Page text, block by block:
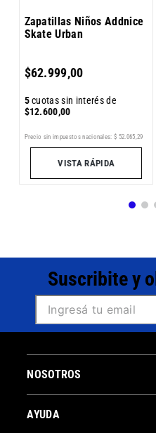
Zapatillas Niños Addnice
Skate Urban
$62.999,00
5cuotas sin interés de
$12.600,00
Precio sin impuestos nacionales: $ 52 065 29
VISTA RÁPIDA
Suscribite y
NOSOTROS
AYUDA